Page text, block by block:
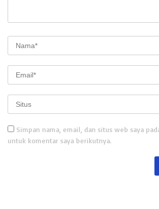
Simpan nama, email, dan situs web saya
untuk komentar saya berikutnya.